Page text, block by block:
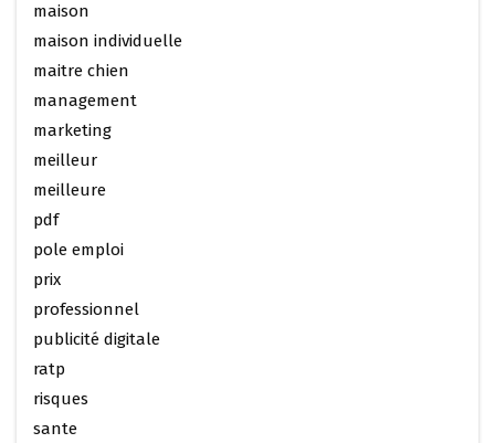
maison
maison individuelle
maitre chien
management
marketing
meilleur
meilleure
pdf
pole emploi
prix
professionnel
publicité digitale
ratp
risques
sante